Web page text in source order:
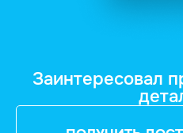
Заинтересовал